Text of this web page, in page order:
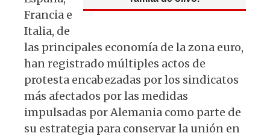
Francia e
Italia, de
las principales economía de la zona euro,
han registrado múltiples actos de
protesta encabezadas por los sindicatos
más afectados por las medidas
impulsadas por Alemania como parte de
su estrategia para conservar la unión en